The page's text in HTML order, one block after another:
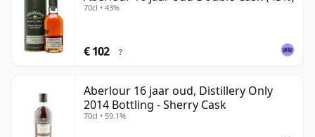
70cl • 43%
€ 102 ?
Aberlour 16 jaar oud, Distillery Only
2014 Bottling - Sherry Cask
70cl • 59.1%